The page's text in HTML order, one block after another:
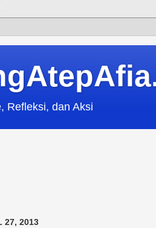
Refleksi, dan Aksi
27, 2013